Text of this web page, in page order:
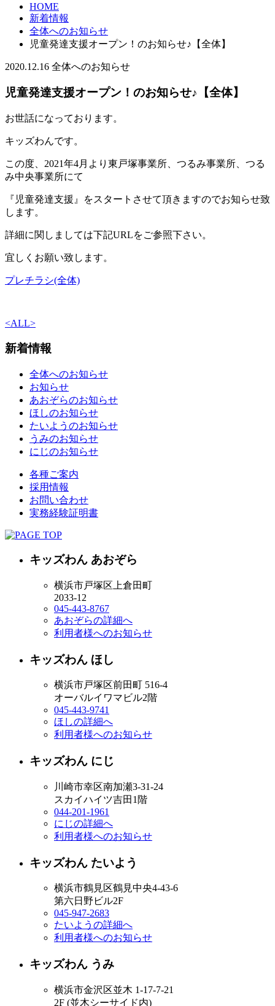
HOME
新着情報
全体へのお知らせ
児童発達支援オープン！のお知らせ♪【全体】
2020.12.16 全体へのお知らせ
児童発達支援オープン！のお知らせ♪【全体】
お世話になっております。
キッズわんです。
この度、2021年4月より東戸塚事業所、つるみ事業所、つる
み中央事業所にて
『児童発達支援』をスタートさせて頂きますのでお知らせ致
します。
詳細に関しましては下記URLをご参照下さい。
宜しくお願い致します。
プレチラシ(全体)
<ALL>
新着情報
全体へのお知らせ
お知らせ
あおぞらのお知らせ
ほしのお知らせ
たいようのお知らせ
うみのお知らせ
にじのお知らせ
各種ご案内
採用情報
お問い合わせ
実務経験証明書
キッズわん あおぞら
横浜市戸塚区上倉田町
2033-12
045-443-8767
あおぞらの詳細へ
利用者様へのお知らせ
キッズわん ほし
横浜市戸塚区前田町 516-4
オーバルイワマビル2階
045-443-9741
ほしの詳細へ
利用者様へのお知らせ
キッズわん にじ
川崎市幸区南加瀬3-31-24
スカイハイツ吉田1階
044-201-1961
にじの詳細へ
利用者様へのお知らせ
キッズわん たいよう
横浜市鶴見区鶴見中央4-43-6
第六日野ビル2F
045-947-2683
たいようの詳細へ
利用者様へのお知らせ
キッズわん うみ
横浜市金沢区並木 1-17-7-21
2F (並木シーサイド内)